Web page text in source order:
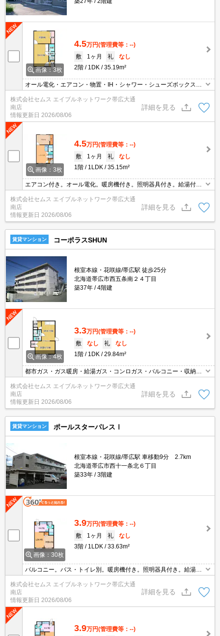
画像：3枚
4.5万円(管理費等：--)
敷
1ヶ月 礼
なし
2階
1DK 35.19m²
オール電化・エアコン・物置・IH・シャワー・シューズボックス・
トイレ別・温水洗浄便座・物置
株式会社セムス エイブルネットワーク帯広大通
南店
情報更新日 2026/08/06
詳細を見る
画像：3枚
4.5万円(管理費等：--)
敷
1ヶ月 礼
なし
1階
1LDK 35.15m²
エアコン付き。オール電化。暖房機付き。照明器具付き。給湯付
座。室内洗濯機置場。シューズボックス。カーテンレール。バルコ
株式会社セムス エイブルネットワーク帯広大通
南店
情報更新日 2026/08/06
詳細を見る
賃貸マンション コーポラスSHUN
根室本線・花咲線/帯広駅 徒歩25分
北海道帯広市西五条南２４丁目
築37年
4階建
画像：4枚
3.3万円(管理費等：--)
敷
なし 礼
なし
1階
1DK 29.84m²
都市ガス・ガス暖房・給湯ガス・コンロガス・バルコニー・収納。
株式会社セムス エイブルネットワーク帯広大通
南店
情報更新日 2026/08/06
詳細を見る
賃貸マンション ポールスターパレスⅠ
根室本線・花咲線/帯広駅 車移動9分 2.7km
北海道帯広市西十一条北６丁目
築33年
3階建
画像：30枚
3.9万円(管理費等：--)
敷
1ヶ月 礼
なし
3階
1LDK 33.63m²
バルコニー。バス・トイレ別。暖房機付き。照明器具付き。給湯付
き。ガスコンロ設置可。シャワー付き。室内洗濯機置場、シューズ
ボックス。カーテンレール。LPガス
株式会社セムス エイブルネットワーク帯広大通
南店
情報更新日 2026/08/06
詳細を見る
3.9万円(管理費等：--)